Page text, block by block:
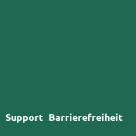
Support Barrierefreiheit